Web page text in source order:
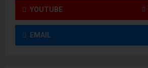
YOUTUBE
EMAIL